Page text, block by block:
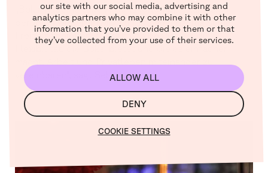
our site with our social media, advertising and
analytics partners who may combine it with other
information that you’ve provided to them or that
they’ve collected from your use of their services.
ALLOW ALL
DENY
COOKIE SETTINGS
„Boksi hat eine tolle Arbeitskultur. Man kann sich
beruflich weiterentwickeln und gleichzeitig seine
Freizeit genießen. Ich schätze besonders die
Flexibilität, die Boksi bietet und die es einfacher
vereinbaren“, sagt Sebastian.